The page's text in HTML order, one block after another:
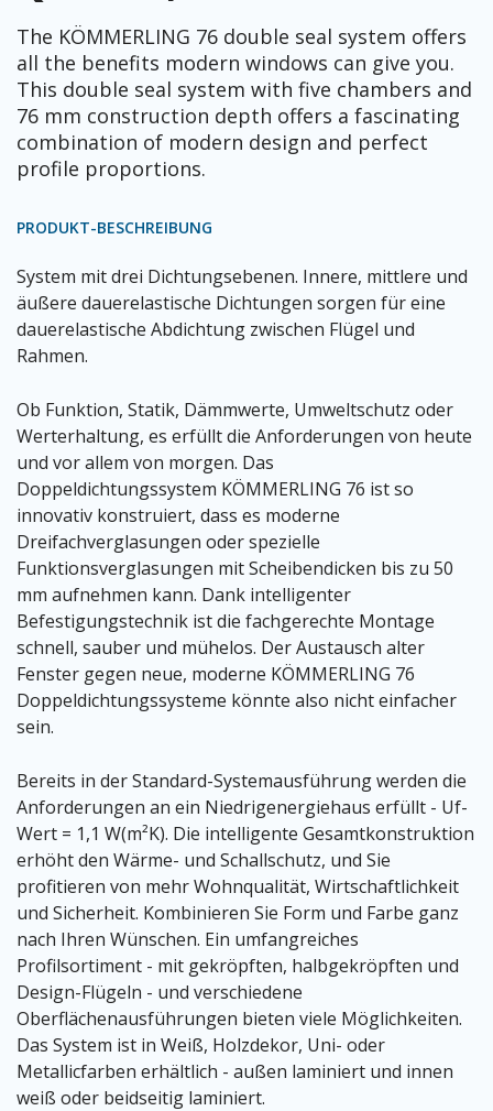
The KÖMMERLING 76 double seal system offers
all the benefits modern windows can give you.
This double seal system with five chambers and
76 mm construction depth offers a fascinating
combination of modern design and perfect
profile proportions.
PRODUKT-BESCHREIBUNG
System mit drei Dichtungsebenen. Innere, mittlere und
äußere dauerelastische Dichtungen sorgen für eine
dauerelastische Abdichtung zwischen Flügel und
Rahmen.
Ob Funktion, Statik, Dämmwerte, Umweltschutz oder
Werterhaltung, es erfüllt die Anforderungen von heute
und vor allem von morgen. Das
Doppeldichtungssystem KÖMMERLING 76 ist so
innovativ konstruiert, dass es moderne
Dreifachverglasungen oder spezielle
Funktionsverglasungen mit Scheibendicken bis zu 50
mm aufnehmen kann. Dank intelligenter
Befestigungstechnik ist die fachgerechte Montage
schnell, sauber und mühelos. Der Austausch alter
Fenster gegen neue, moderne KÖMMERLING 76
Doppeldichtungssysteme könnte also nicht einfacher
sein.
Bereits in der Standard-Systemausführung werden die
Anforderungen an ein Niedrigenergiehaus erfüllt - Uf-
Wert = 1,1 W(m²K). Die intelligente Gesamtkonstruktion
erhöht den Wärme- und Schallschutz, und Sie
profitieren von mehr Wohnqualität, Wirtschaftlichkeit
und Sicherheit. Kombinieren Sie Form und Farbe ganz
nach Ihren Wünschen. Ein umfangreiches
Profilsortiment - mit gekröpften, halbgekröpften und
Design-Flügeln - und verschiedene
Oberflächenausführungen bieten viele Möglichkeiten.
Das System ist in Weiß, Holzdekor, Uni- oder
Metallicfarben erhältlich - außen laminiert und innen
weiß oder beidseitig laminiert.